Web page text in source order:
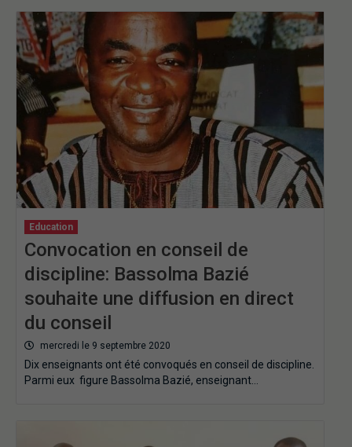
Education
Convocation en conseil de
discipline: Bassolma Bazié
souhaite une diffusion en direct
du conseil
mercredi le 9 septembre 2020
Dix enseignants ont été convoqués en conseil de discipline.
Parmi eux figure Bassolma Bazié, enseignant…